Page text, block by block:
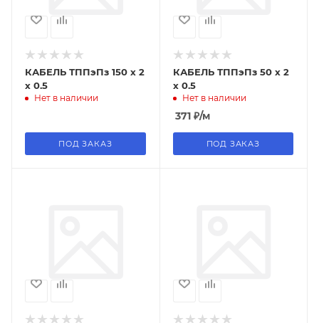
КАБЕЛЬ ТППэПз 150 х 2
х 0.5
Нет в наличии
ПОД ЗАКАЗ
КАБЕЛЬ ТППэПз 50 х 2
х 0.5
Нет в наличии
371₽/м
ПОД ЗАКАЗ